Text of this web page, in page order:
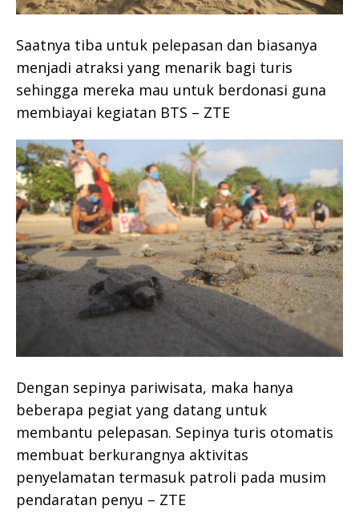
Saatnya tiba untuk pelepasan dan biasanya
menjadi atraksi yang menarik bagi turis
sehingga mereka mau untuk berdonasi guna
membiayai kegiatan BTS – ZTE
Dengan sepinya pariwisata, maka hanya
beberapa pegiat yang datang untuk
membantu pelepasan. Sepinya turis otomatis
membuat berkurangnya aktivitas
penyelamatan termasuk patroli pada musim
pendaratan penyu – ZTE